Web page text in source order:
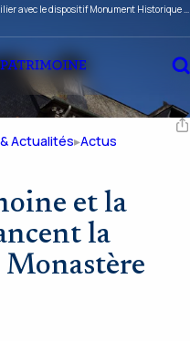
Actualités Actus
et la
la